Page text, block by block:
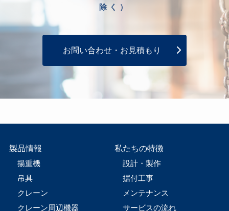
除く）
お問い合わせ・お見積もり
製品情報
揚重機
吊具
クレーン
クレーン周辺機器
私たちの特徴
設計・製作
据付工事
メンテナンス
サービスの流れ